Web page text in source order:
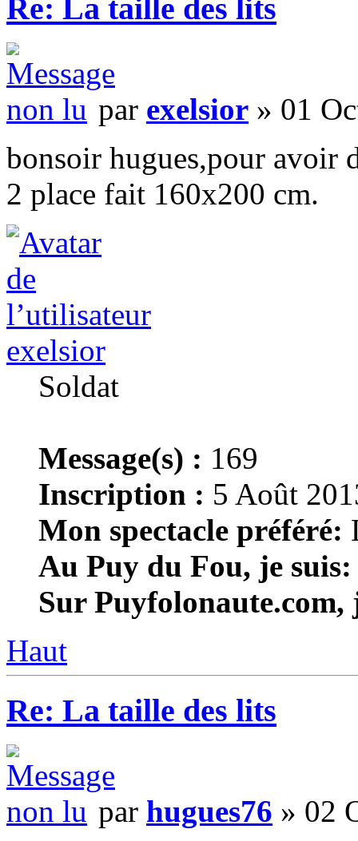
Re: La taille des lits
par exelsior » 01
bonsoir hugues,pour avoir
2 place fait 160x200 cm.
exelsior
Soldat
Message(s) : 169
Inscription : 5 Août
Mon spectacle préféré:
Au Puy du Fou, je suis:
Sur Puyfolonaute.com,
Haut
Re: La taille des lits
par hugues76 » 02